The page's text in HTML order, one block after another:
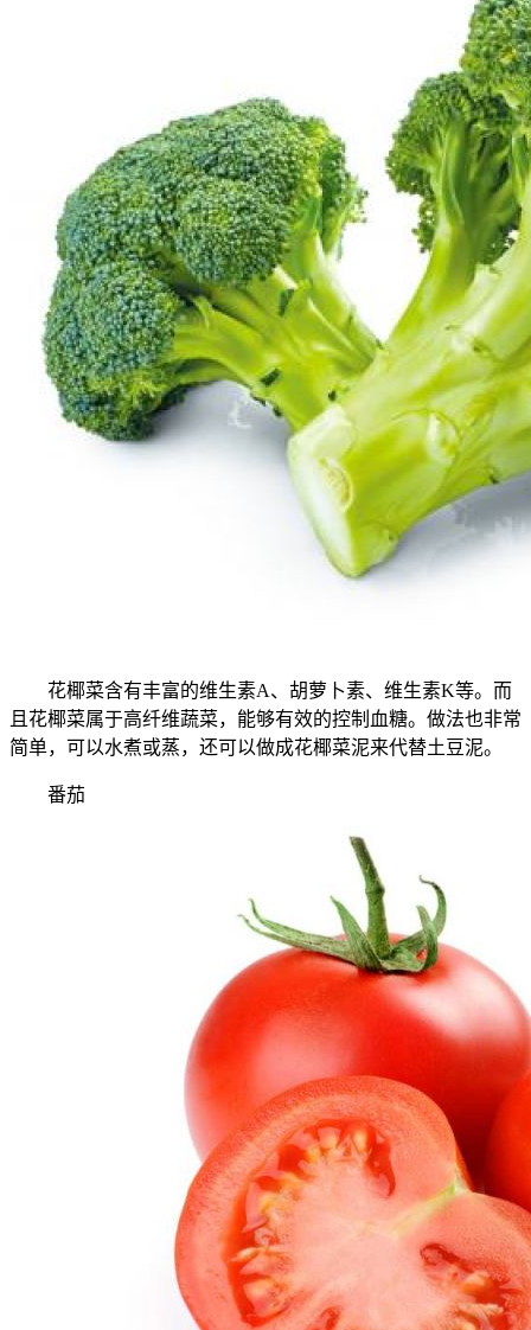
花椰菜含有丰富的维生素A、胡萝卜素、维生素K等。而
且花椰菜属于高纤维蔬菜，能够有效的控制血糖。做法也非常
简单，可以水煮或蒸，还可以做成花椰菜泥来代替土豆泥。
番茄